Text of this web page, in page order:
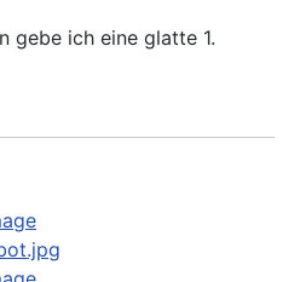
gebe ich eine glatte 1.